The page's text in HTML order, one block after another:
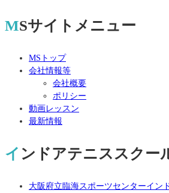
MSサイトメニュー
MSトップ
会社情報等
会社概要
ポリシー
動画レッスン
最新情報
インドアテニススクー
大阪府立臨海スポーツセンターイン